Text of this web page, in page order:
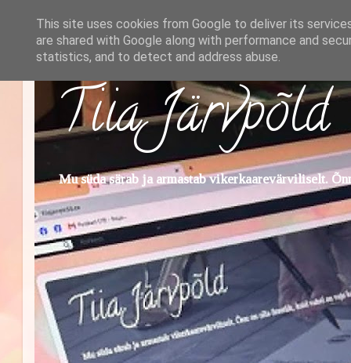
Tiia Järvpõld
Mu süda särab ja armastab vikerkaarevärviliselt.
This site uses cookies from Google to deliver its
are shared with Google along with performance and
statistics, and to detect and address abuse.